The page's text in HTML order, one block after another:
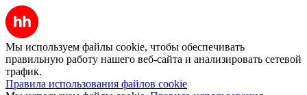
Мы используем файлы cookie, чтобы обеспечивать
правильную работу нашего веб-сайта и анализировать сетевой
трафик.
Правила использования файлов cookie